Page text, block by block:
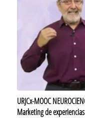
URJCx-MOOC
Marketing de